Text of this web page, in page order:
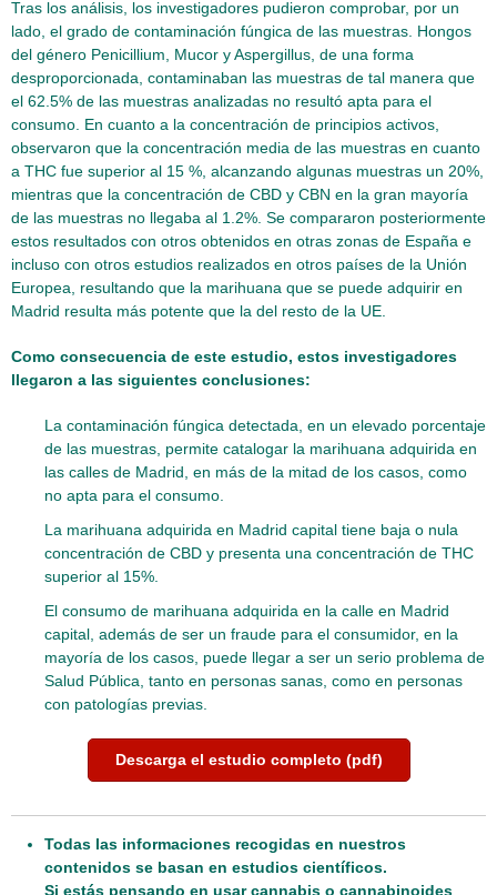
Tras los análisis, los investigadores pudieron comprobar, por un
lado, el grado de contaminación fúngica de las muestras. Hongos
del género Penicillium, Mucor y Aspergillus, de una forma
desproporcionada, contaminaban las muestras de tal manera que
el 62.5% de las muestras analizadas no resultó apta para el
consumo. En cuanto a la concentración de principios activos,
observaron que la concentración media de las muestras en cuanto
a THC fue superior al 15 %, alcanzando algunas muestras un 20%,
mientras que la concentración de CBD y CBN en la gran mayoría
de las muestras no llegaba al 1.2%. Se compararon posteriormente
estos resultados con otros obtenidos en otras zonas de España e
incluso con otros estudios realizados en otros países de la Unión
Europea, resultando que la marihuana que se puede adquirir en
Madrid resulta más potente que la del resto de la UE.
Como consecuencia de este estudio, estos investigadores
llegaron a las siguientes conclusiones:
La contaminación fúngica detectada, en un elevado porcentaje
de las muestras, permite catalogar la marihuana adquirida en
las calles de Madrid, en más de la mitad de los casos, como
no apta para el consumo.
La marihuana adquirida en Madrid capital tiene baja o nula
concentración de CBD y presenta una concentración de THC
superior al 15%.
El consumo de marihuana adquirida en la calle en Madrid
capital, además de ser un fraude para el consumidor, en la
mayoría de los casos, puede llegar a ser un serio problema de
Salud Pública, tanto en personas sanas, como en personas
con patologías previas.
Descarga el estudio completo (pdf)
Todas las informaciones recogidas en nuestros
contenidos se basan en estudios científicos.
Si estás pensando en usar cannabis o cannabinoides